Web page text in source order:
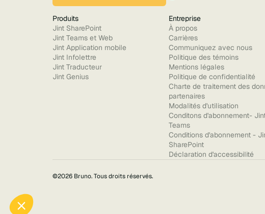
Produits
Jint SharePoint
Jint Teams et Web
Jint Application mobile
Jint Infolettre
Jint Traducteur
Jint Genius
Entreprise
À propos
Carrières
Communiquez avec nous
Politique des témoins
Mentions légales
Politique de confidentialité
Charte de traitement des
partenaires
Modalités d'utilisation
Conditons d'abonnement-
Teams
Conditions d'abonnement -
SharePoint
Déclaration d'accessibilité
©2026 Bruno. Tous droits réservés.